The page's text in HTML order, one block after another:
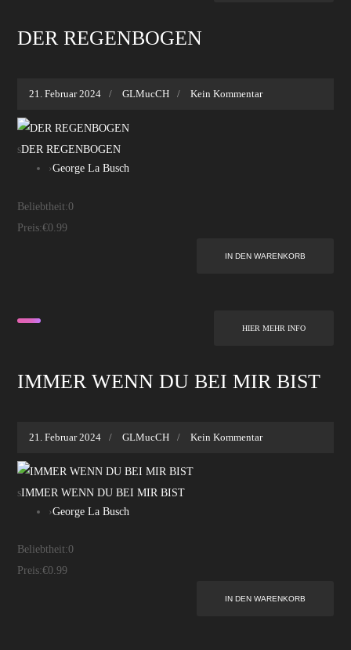
DER REGENBOGEN
21. Februar 2024 GLMucCH Kein Kommentar
sDER REGENBOGEN
›George La Busch
Beliebtheit:0
Preis:€0.99
HIER MEHR INFO
IMMER WENN DU BEI MIR BIST
21. Februar 2024 GLMucCH Kein Kommentar
sIMMER WENN DU BEI MIR BIST
›George La Busch
Beliebtheit:0
Preis:€0.99